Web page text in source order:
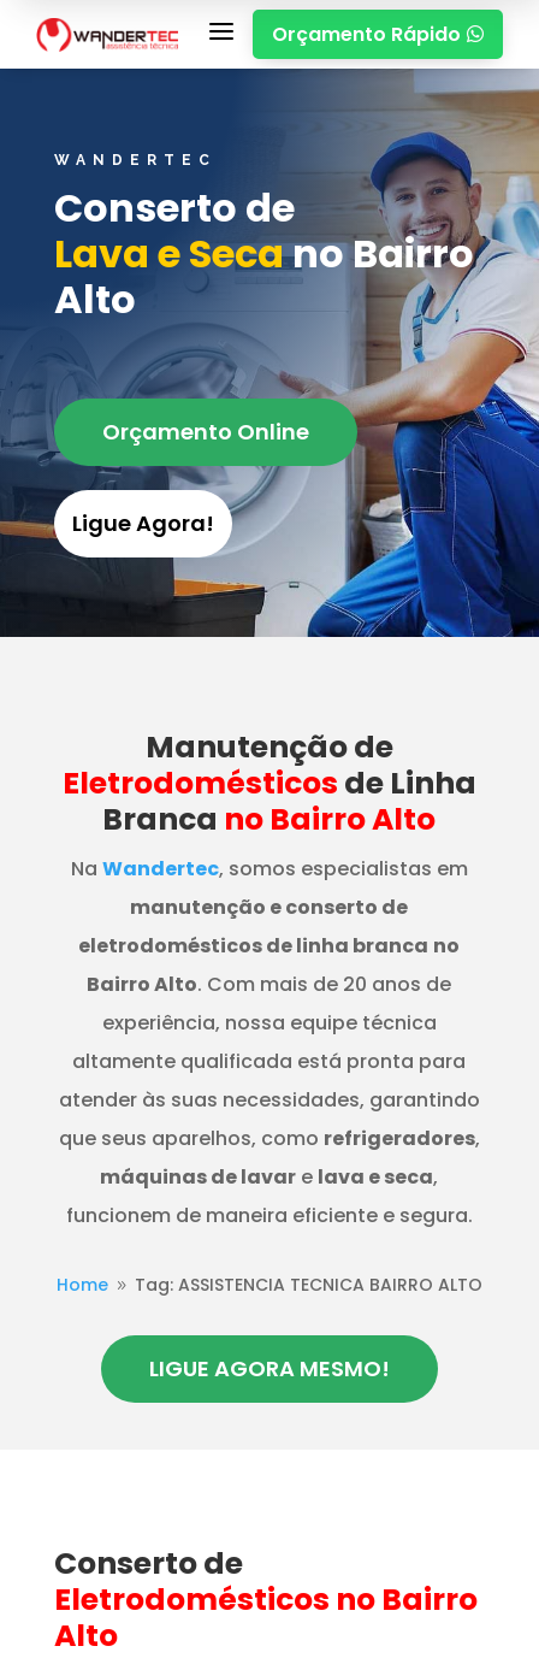
a Orçamento Rápido 
WANDERTEC
Conserto de
Lava e Secano Bairro
Alto
Orçamento Online
Ligue Agora!
Manutençãode
Eletrodomésticos de Linha
Branca no Bairro Alto
Na Wandertec, somos especialistas em
manutenção e conserto de
eletrodomésticos de linha branca no
Bairro Alto. Com mais de 20 anos de
experiência, nossa equipe técnica
altamente qualificada está pronta para
atender às suas necessidades, garantindo
que seus aparelhos, como refrigeradores,
máquinas de lavar e lava e seca,
funcionem de maneira eficiente e segura.
Home 9 Tag: ASSISTENCIA TECNICA BAIRRO ALTO
LIGUE AGORA MESMO!
Conserto de
Eletrodomésticos no Bairro
Alto